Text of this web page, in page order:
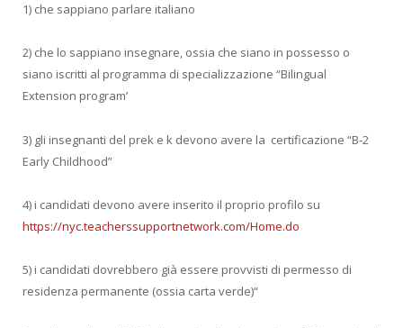
1) che sappiano parlare italiano
2) che lo sappiano insegnare, ossia che siano in possesso o
siano iscritti al programma di specializzazione “Bilingual
Extension program’
3) gli insegnanti del prek e k devono avere la certificazione “B-2
Early Childhood”
4) i candidati devono avere inserito il proprio profilo su
https://nyc.teacherssupportnetwork.com/Home.do
5) i candidati dovrebbero già essere provvisti di permesso di
residenza permanente (ossia carta verde)“